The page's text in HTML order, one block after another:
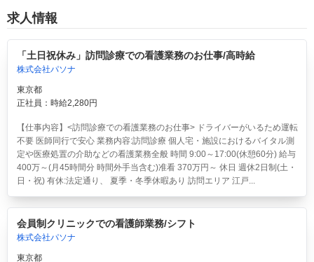
求人情報
「土日祝休み」訪問診療での看護業務のお仕事/高時給
株式会社パソナ
東京都
正社員：時給2,280円
【仕事内容】<訪問診療での看護業務のお仕事> ドライバーがいるため運転
不要 医師同行で安心 業務内容:訪問診療 個人宅・施設におけるバイタル測
定や医療処置の介助などの看護業務全般 時間 9:00～17:00(休憩60分) 給与
400万～(月45時間分 時間外手当含む)准看 370万円～ 休日 週休2日制(土・
日・祝) 有休:法定通り、 夏季・冬季休暇あり 訪問エリア 江戸...
会員制クリニックでの看護師業務/シフト
株式会社パソナ
東京都